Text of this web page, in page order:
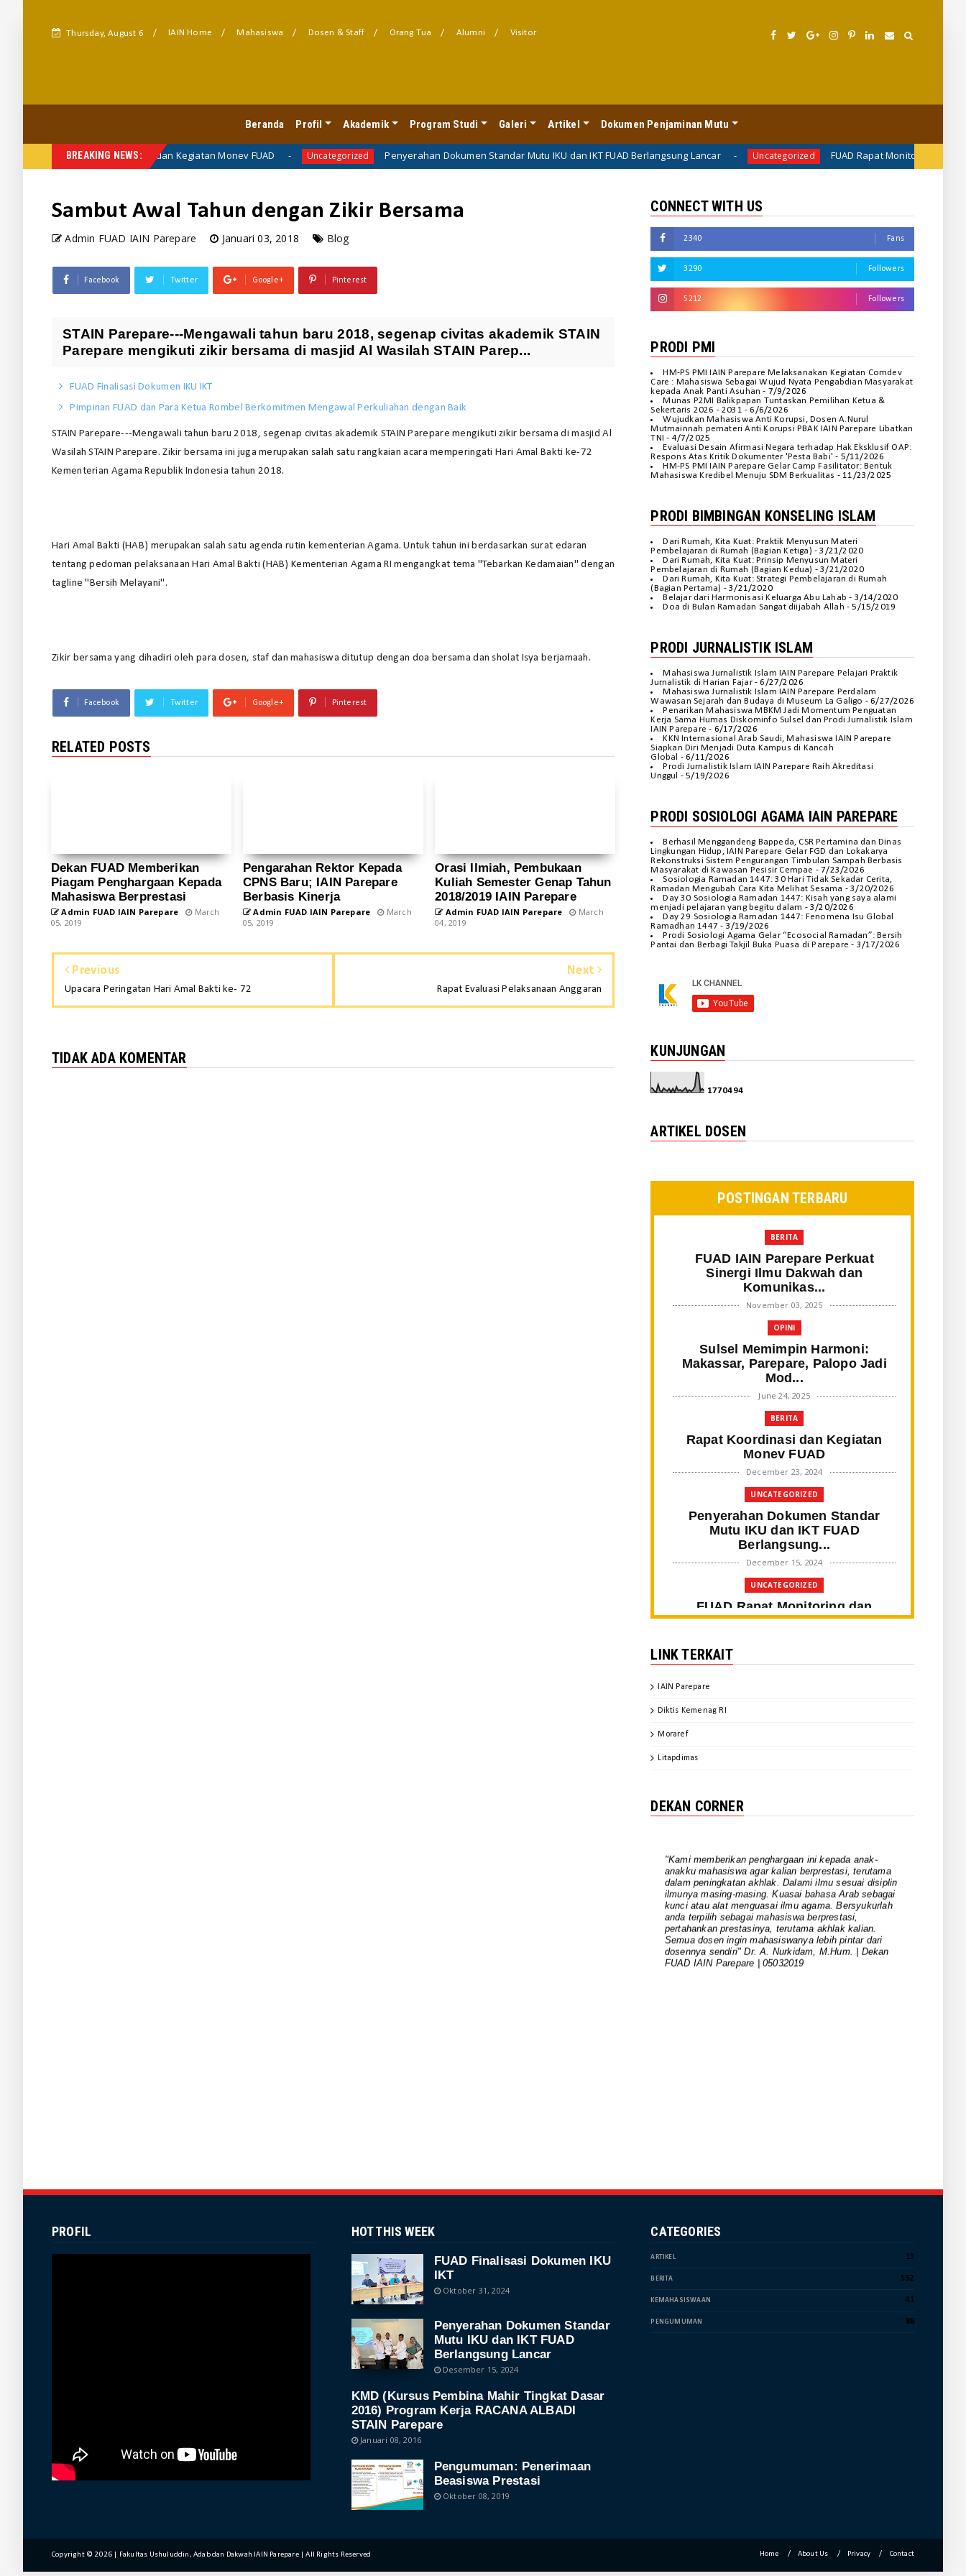
Thursday, August 6 IAIN Home Mahasiswa Dosen & Staff Orang Tua Alumni Visitor
Beranda Profil Akademik Program Studi Galeri Artikel Dokumen Penjaminan Mutu
BREAKING NEWS:
Rapat Koordinasi dan Kegiatan Monev FUAD Uncategorized Penyerahan Dokumen Standar Mutu IKU dan IKT FUAD Berlangsung Lancar Uncategorized FUAD Rapat Monitoring dan Evaluasi
Sambut Awal Tahun dengan Zikir Bersama
Admin FUAD IAIN Parepare Januari 03, 2018 Blog
Facebook Twitter Google+ Pinterest
STAIN Parepare---Mengawali tahun baru 2018, segenap civitas akademik STAIN
Parepare mengikuti zikir bersama di masjid Al Wasilah STAIN Parep...
FUAD Finalisasi Dokumen IKU IKT
Pimpinan FUAD dan Para Ketua Rombel Berkomitmen Mengawal Perkuliahan dengan Baik
STAIN Parepare---Mengawali tahun baru 2018, segenap civitas akademik STAIN Parepare mengikuti zikir bersama di masjid Al
Wasilah STAIN Parepare. Zikir bersama ini juga merupakan salah satu rangkaian acara memperingati Hari Amal Bakti ke-72
Kementerian Agama Republik Indonesia tahun 2018.
Hari Amal Bakti (HAB) merupakan salah satu agenda rutin kementerian Agama. Untuk tahun ini berdasarkan surat edaran
tentang pedoman pelaksanaan Hari Amal Bakti (HAB) Kementerian Agama RI mengangkat tema "Tebarkan Kedamaian" dengan
tagline "Bersih Melayani".
Zikir bersama yang dihadiri oleh para dosen, staf dan mahasiswa ditutup dengan doa bersama dan sholat Isya berjamaah.
Facebook Twitter Google+ Pinterest
RELATED POSTS
Dekan FUAD Memberikan
Piagam Penghargaan Kepada
Mahasiswa Berprestasi
Admin FUAD IAIN Parepare
March
05, 2019
Pengarahan Rektor Kepada
CPNS Baru; IAIN Parepare
Berbasis Kinerja
Admin FUAD IAIN Parepare
March
05, 2019
Orasi Ilmiah, Pembukaan
Kuliah Semester Genap Tahun
2018/2019 IAIN Parepare
Admin FUAD IAIN Parepare
March
04, 2019
Previous
Upacara Peringatan Hari Amal Bakti ke- 72
Next
Rapat Evaluasi Pelaksanaan Anggaran
TIDAK ADA KOMENTAR
CONNECT WITH US
2340 Fans
3290 Followers
5212 Followers
PRODI PMI
HM-PS PMI IAIN Parepare Melaksanakan Kegiatan Comdev
Care : Mahasiswa Sebagai Wujud Nyata Pengabdian Masyarakat
kepada Anak Panti Asuhan - 7/9/2026
Munas P2MI Balikpapan Tuntaskan Pemilihan Ketua &
Sekertaris 2026 - 2031 - 6/6/2026
Wujudkan Mahasiswa Anti Korupsi, Dosen A.Nurul
Mutmainnah pemateri Anti Korupsi PBAK IAIN Parepare Libatkan
TNI - 4/7/2025
Evaluasi Desain Afirmasi Negara terhadap Hak Eksklusif OAP:
Respons Atas Kritik Dokumenter 'Pesta Babi' - 5/11/2026
HM-PS PMI IAIN Parepare Gelar Camp Fasilitator: Bentuk
Mahasiswa Kredibel Menuju SDM Berkualitas - 11/23/2025
PRODI BIMBINGAN KONSELING ISLAM
Dari Rumah, Kita Kuat: Praktik Menyusun Materi
Pembelajaran di Rumah (Bagian Ketiga) - 3/21/2020
Dari Rumah, Kita Kuat: Prinsip Menyusun Materi
Pembelajaran di Rumah (Bagian Kedua) - 3/21/2020
Dari Rumah, Kita Kuat: Strategi Pembelajaran di Rumah
(Bagian Pertama) - 3/21/2020
Belajar dari Harmonisasi Keluarga Abu Lahab - 3/14/2020
Doa di Bulan Ramadan Sangat diijabah Allah - 5/15/2019
PRODI JURNALISTIK ISLAM
Mahasiswa Jurnalistik Islam IAIN Parepare Pelajari Praktik
Jurnalistik di Harian Fajar- 6/27/2026
Mahasiswa Jurnalistik Islam IAIN Parepare Perdalam
Wawasan Sejarah dan Budaya di Museum La Galigo - 6/27/2026
Penarikan Mahasiswa MBKM Jadi Momentum Penguatan
Kerja Sama Humas Diskominfo Sulsel dan Prodi Jurnalistik Islam
IAIN Parepare - 6/17/2026
KKN Internasional Arab Saudi, Mahasiswa IAIN Parepare
Siapkan Diri Menjadi Duta Kampus di Kancah
Global
- 6/11/2026
Prodi Jurnalistik Islam IAIN Parepare Raih Akreditasi
Unggul
- 5/19/2026
PRODI SOSIOLOGI AGAMA IAIN PAREPARE
Berhasil Menggandeng Bappeda, CSR Pertamina dan Dinas
Lingkungan Hidup, IAIN Parepare Gelar FGD dan Lokakarya
Rekonstruksi Sistem Pengurangan Timbulan Sampah Berbasis
Masyarakat di Kawasan Pesisir Cempae - 7/23/2026
Sosiologia Ramadan 1447: 30 Hari Tidak Sekadar Cerita,
Ramadan Mengubah Cara Kita Melihat Sesama - 3/20/2026
Day 30 Sosiologia Ramadan 1447: Kisah yang saya alami
menjadi pelajaran yang begitu dalam - 3/20/2026
Day 29 Sosiologia Ramadan 1447: Fenomena Isu Global
Ramadhan 1447 - 3/19/2026
Prodi Sosiologi Agama Gelar “Ecosocial Ramadan”: Bersih
Pantai dan Berbagi Takjil Buka Puasa di Parepare - 3/17/2026
KUNJUNGAN
1770494
ARTIKEL DOSEN
POSTINGAN TERBARU
BERITA
FUAD IAIN Parepare Perkuat
Sinergi Ilmu Dakwah dan
Komunikas...
November 03, 2025
OPINI
Sulsel Memimpin Harmoni:
Makassar, Parepare, Palopo Jadi
Mod...
June 24, 2025
BERITA
Rapat Koordinasi dan Kegiatan
Monev FUAD
December 23, 2024
UNCATEGORIZED
Penyerahan Dokumen Standar
Mutu IKU dan IKT FUAD
Berlangsung...
December 15, 2024
UNCATEGORIZED
FUAD Rapat Monitoring dan
Evaluasi Program Kerja Tahun
SPI IAIN Parepare Tampil ...
October 31, 2024
UNCATEGORIZED
Pimpinan FUAD dan Para Ketua
Rombel Berkomitmen Mengawal
Per...
October 06, 2024
Kerja dan Penyusunan Dokumen...
LINK TERKAIT
IAIN Parepare
Diktis Kemenag RI
Moraref
Litapdimas
DEKAN CORNER
"Kami memberikan penghargaan ini kepada anak-
anakku mahasiswa agar kalian berprestasi, terutama
dalam peningkatan akhlak. Dalami ilmu sesuai disiplin
ilmunya masing-masing. Kuasai bahasa Arab sebagai
kunci atau alat menguasai ilmu agama. Bersyukurlah
anda terpilih sebagai mahasiswa berprestasi,
pertahankan prestasinya, terutama akhlak kalian.
Semua dosen ingin mahasiswanya lebih pintar dari
dosennya sendiri" Dr. A. Nurkidam, M.Hum. | Dekan
FUAD IAIN Parepare | 05032019
PROFIL HOT THIS WEEK
FUAD Finalisasi Dokumen IKU
IKT
Oktober 31, 2024
Penyerahan Dokumen Standar
Mutu IKU dan IKT FUAD
Berlangsung Lancar
Desember 15, 2024
KMD (Kursus Pembina Mahir Tingkat Dasar
2016) Program Kerja RACANA ALBADI
STAIN Parepare
Januari 08, 2016
Pengumuman: Penerimaan
Beasiswa Prestasi
Oktober 08, 2019
CATEGORIES
ARTIKEL 13
BERITA 552
KEMAHASISWAAN 41
PENGUMUMAN 88
Copyright © 2026 | Fakultas Ushuluddin, Adab dan Dakwah IAIN Parepare | All Rights Reserved Home About Us Privacy Contact